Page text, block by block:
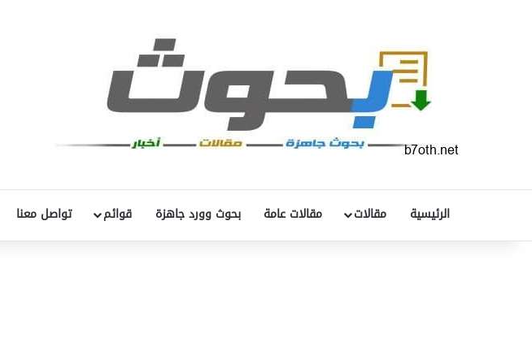
الرئيسية مقالات مقالات عامة بحوث وورد جاهزة قوائم تواصل معنا